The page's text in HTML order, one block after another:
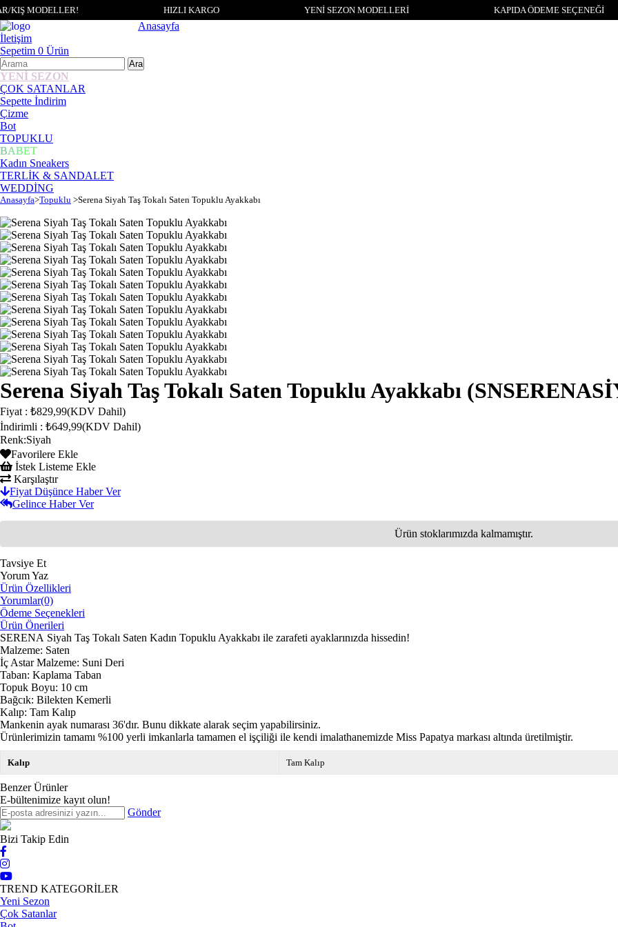
KIŞ MODELLER! HIZLI KARGO YENİ SEZON MODELLERİ KAPIDA ÖDEME SEÇENEĞİ
Anasayfa
İletişim
Sepetim 0 Ürün
YENİ SEZON
ÇOK SATANLAR
Sepette İndirim
Çizme
Bot
TOPUKLU
BABET
Kadın Sneakers
TERLİK & SANDALET
WEDDİNG
Anasayfa>Topuklu >Serena Siyah Taş Tokalı Saten Topuklu Ayakkabı
Serena Siyah Taş Tokalı Saten Topuklu Ayakkabı
Fiyat : ₺829,99(KDV Dahil)
İndirimli : ₺649,99(KDV Dahil)
Renk:Siyah
Favorilere Ekle
İstek Listeme Ekle
Karşılaştır
Fiyat Düşünce Haber Ver
Gelince Haber Ver
Ürün stoklarımızda kalmamıştır.
Tavsiye Et
Yorum Yaz
Ürün Özellikleri
Yorumlar(0)
Ödeme Seçenekleri
Ürün Önerileri
SERENA Siyah Taş Tokalı Saten Kadın Topuklu Ayakkabı ile zarafeti ayaklarınızda hissedin!
Malzeme: Saten
İç Astar Malzeme: Suni Deri
Taban: Kaplama Taban
Topuk Boyu: 10 cm
Bağcık: Bilekten Kemerli
Kalıp: Tam Kalıp
Mankenin ayak numarası 36'dır. Bunu dikkate alarak seçim yapabilirsiniz.
Ürünlerimizin tamamı %100 yerli imkanlarla tamamen el işçiliği ile kendi imalathanemizde Miss Papatya markası altında üretilmiştir.
Kalıp Tam Kalıp
Benzer Ürünler
E-bültenimize kayıt olun!
Gönder
Bizi Takip Edin
TREND KATEGORİLER
Yeni Sezon
Çok Satanlar